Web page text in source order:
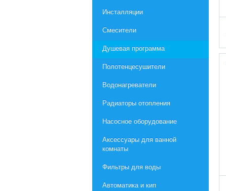
Инсталляции
Смесители
Душевая программа
Полотенцесушители
Водонагреватели
Радиаторы отопления
Насосное оборудование
Aксессуары для ванной
комнаты
Фильтры для воды
Автоматика и кип